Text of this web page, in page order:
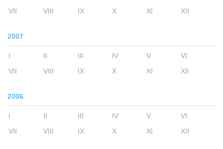
VII
VIII IX X XI XII
2007
I II III IV V
VI
VII
VIII IX X XI XII
2006
I II III IV V
VI
VII
VIII IX X XI XII